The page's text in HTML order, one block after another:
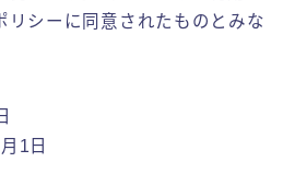
リシーに同意されたものとみな
1日